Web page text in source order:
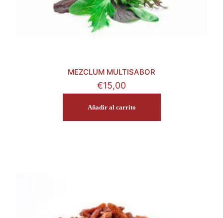
MEZCLUM MULTISABOR
€15,00
Añadir al carrito